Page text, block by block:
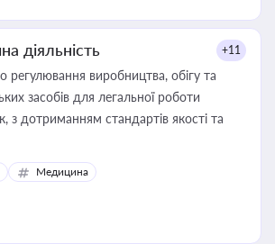
діяльність +11
регулювання виробництва, обігу та
засобів для легальної роботи
з дотриманням стандартів якості та
Медицина